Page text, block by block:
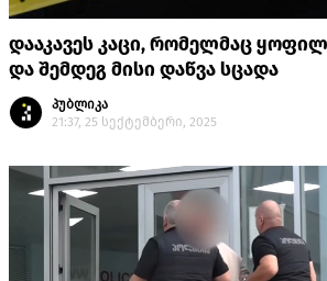
დააკავეს კაცი, რომელმაც
და შემდეგ მისი დაწვა სცადა
პუბლიკა
21:37, 25 სექტემბერი, 2025